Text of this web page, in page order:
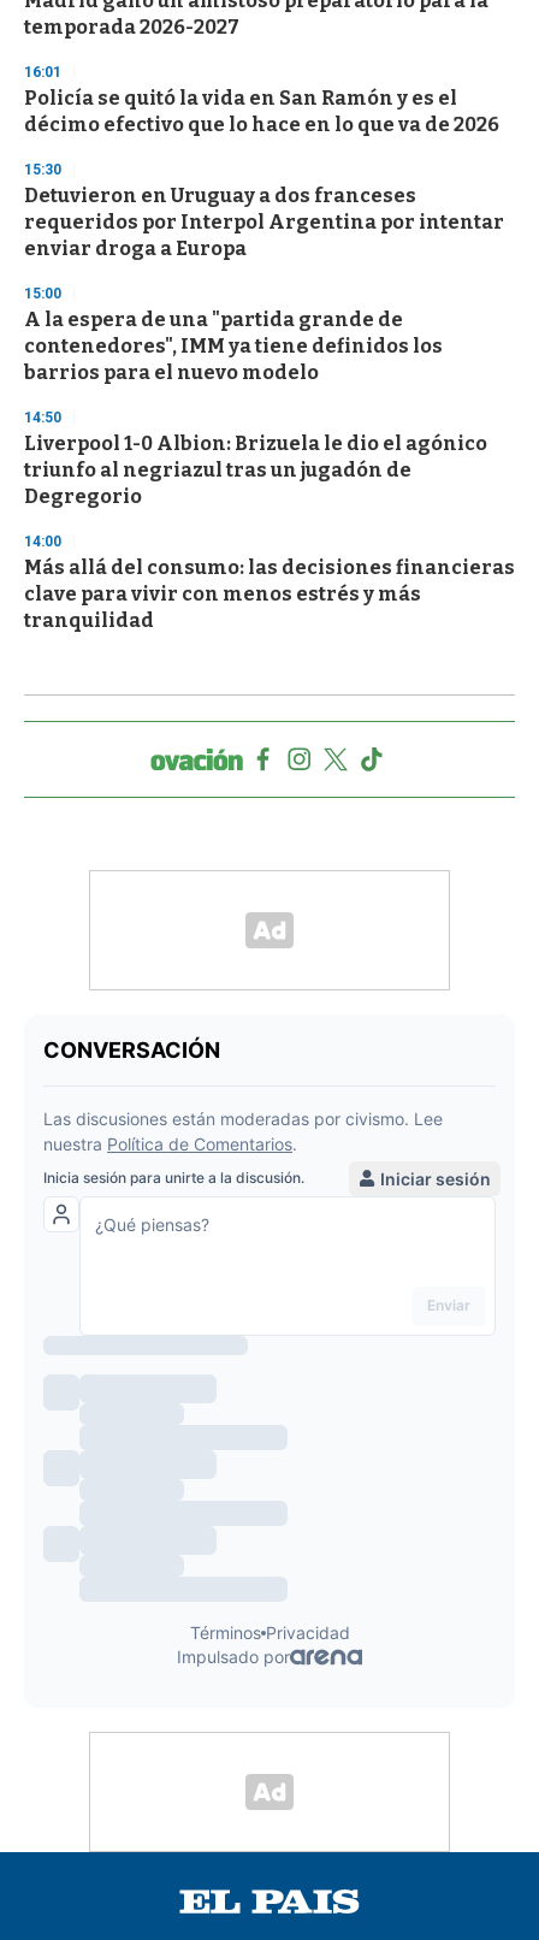
temporada 2026-2027
16:01
Policía se quitó la vida en San Ramón y es el
décimo efectivo que lo hace en lo que va de 2026
15:30
Detuvieron en Uruguay a dos franceses
requeridos por Interpol Argentina por intentar
enviar droga a Europa
15:00
A la espera de una "partida grande de
contenedores", IMM ya tiene definidos los
barrios para el nuevo modelo
14:50
Liverpool 1-0 Albion: Brizuela le dio el agónico
triunfo al negriazul tras un jugadón de
Degregorio
14:00
Más allá del consumo: las decisiones financieras
clave para vivir con menos estrés y más
tranquilidad